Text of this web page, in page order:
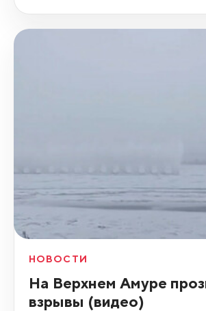
НОВОСТИ
На Верхнем Амуре
взрывы (видео)